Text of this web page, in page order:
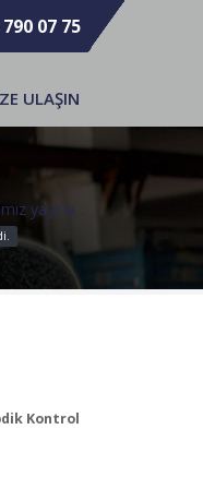
07 75
ULAŞIN
yayına ..
Kontrol